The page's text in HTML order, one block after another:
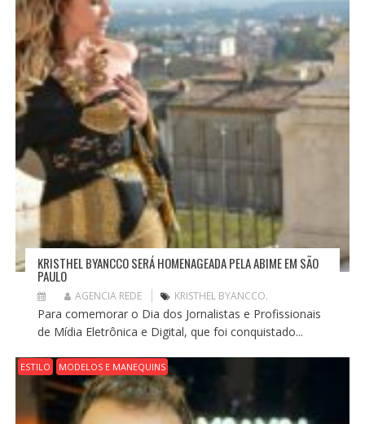
O
S
T
KRISTHEL BYANCCO SERÁ HOMENAGEADA PELA ABIME EM SÃO
PAULO
AGENCIA REDE KRISTHEL BYANCCO.
Para comemorar o Dia dos Jornalistas e Profissionais
de Mídia Eletrônica e Digital, que foi conquistado...
ESTILO MODELOS E MANEQUINS